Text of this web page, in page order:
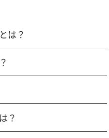
は？
？